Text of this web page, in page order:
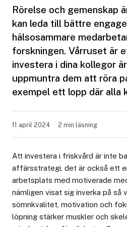
Rörelse och gemenskap
kan leda till bättre
hälsosammare
forskningen. Vårruset är
investera i dina kollegor
uppmuntra dem att röra
exempel ett lopp där alla
11 april 2024 2 min läsning
Att investera i friskvård är inte
affärsstrategi, det är också ett
arbetsplats med motiverade
nämligen visat sig inverka på så
sömnkvalitet, motivation och
löpning stärker muskler och